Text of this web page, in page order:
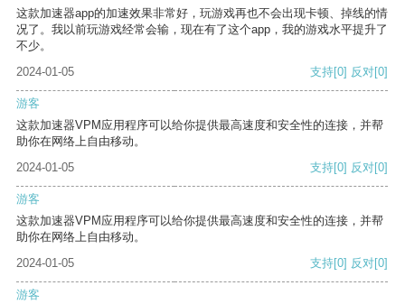
这款加速器app的加速效果非常好，玩游戏再也不会出现卡顿、掉线的情
况了。我以前玩游戏经常会输，现在有了这个app，我的游戏水平提升了
不少。
2024-01-05
支持[0] 反对[0]
游客
这款加速器VPM应用程序可以给你提供最高速度和安全性的连接，并帮
助你在网络上自由移动。
2024-01-05
支持[0] 反对[0]
游客
这款加速器VPM应用程序可以给你提供最高速度和安全性的连接，并帮
助你在网络上自由移动。
2024-01-05
支持[0] 反对[0]
游客